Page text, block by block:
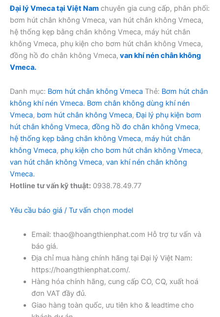
Đại lý Vmeca tại Việt Nam chuyên gia cung cấp, phân phối:
bơm hút chân không Vmeca, van hút chân không Vmeca,
hệ thống kẹp bằng chân không Vmeca, máy hút chân
không Vmeca, phụ kiện cho bơm hút chân không Vmeca,
đồng hồ đo chân không Vmeca, van khí nén chân không
Vmeca.
Danh mục: Bơm hút chân không Vmeca Thẻ: Bơm hút chân
không khí nén Vmeca. Bơm chân không dùng khí nén
Vmeca, bơm hút chân không Vmeca,Đại lý phụ kiện bơm
hút chân không Vmeca, đồng hồ đo chân không Vmeca,
hệ thống kẹp bằng chân không Vmeca, máy hút chân
không Vmeca, phụ kiện cho bơm hút chân không Vmeca,
van hút chân không Vmeca, van khí nén chân không
Vmeca.
Hotline tư vấn kỹ thuật: 0938.78.49.77
Yêu cầu báo giá / Tư vấn chọn model
Email: thao@hoangthienphat.com Hỗ trợ tư vấn và
báo giá.
Địa chỉ mua hàng chính hãng tại Đại lý Việt Nam:
https://hoangthienphat.com/.
Hàng hóa chính hãng, cung cấp CO, CQ, xuất hoá
đơn VAT đầy đủ.
Giao hàng toàn quốc, ưu tiên kho & leadtime cho